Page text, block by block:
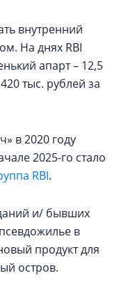
внутренний
На днях RBI
апарт – 12,5
тыс. рублей за
в 2020 году
2025-го стало
RBI.
и/ бывших
в
продукт для
остров.